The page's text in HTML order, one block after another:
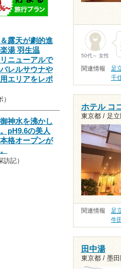
50代～ 女性
関連情報 足
千
ホテル コ
東京都 / 足
関連情報 足
牛
田中湯
東京都 / 墨
露天が劇的進
湯 羽生温
ニューアルで
レルサウナや
エリアをレポ
神水を沸かし
pH9.6の美人
格オープンが
訪記）